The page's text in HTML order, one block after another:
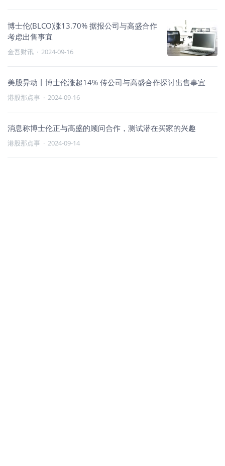
博士伦(BLCO)涨13.70% 据报公司与高盛合作
考虑出售事宜
金吾财讯 · 2024-09-16
美股异动丨博士伦涨超14% 传公司与高盛合作探讨出售事宜
港股那点事 · 2024-09-16
消息称博士伦正与高盛的顾问合作，测试潜在买家的兴趣
港股那点事 · 2024-09-14